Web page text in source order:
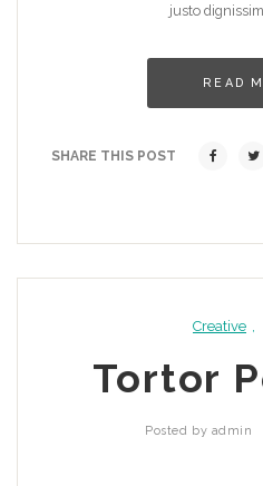
justo
READ
SHARE THIS POST
Creative
Tortor
Posted by admin